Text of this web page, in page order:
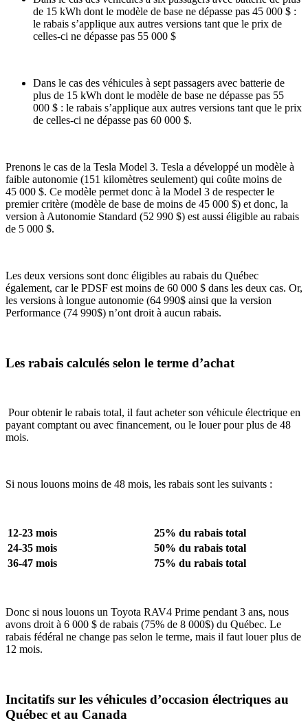
de 15 kWh dont le modèle de base ne dépasse pas 45 000 $ :
le rabais s’applique aux autres versions tant que le prix de
celles-ci ne dépasse pas 55 000 $
Dans le cas des véhicules à sept passagers avec batterie de
plus de 15 kWh dont le modèle de base ne dépasse pas 55
000 $ : le rabais s’applique aux autres versions tant que le prix
de celles-ci ne dépasse pas 60 000 $.
Prenons le cas de la Tesla Model 3. Tesla a développé un modèle à
faible autonomie (151 kilomètres seulement) qui coûte moins de
45 000 $. Ce modèle permet donc à la Model 3 de respecter le
premier critère (modèle de base de moins de 45 000 $) et donc, la
version à Autonomie Standard (52 990 $) est aussi éligible au rabais
de 5 000 $.
Les deux versions sont donc éligibles au rabais du Québec
également, car le PDSF est moins de 60 000 $ dans les deux cas. Or,
les versions à longue autonomie (64 990$ ainsi que la version
Performance (74 990$) n’ont droit à aucun rabais.
Les rabais calculés selon le terme d’achat
Pour obtenir le rabais total, il faut acheter son véhicule électrique en
payant comptant ou avec financement, ou le louer pour plus de 48
mois.
Si nous louons moins de 48 mois, les rabais sont les suivants :
12-23 mois
25% du rabais total
24-35 mois
50% du rabais total
36-47 mois
75% du rabais total
Donc si nous louons un Toyota RAV4 Prime pendant 3 ans, nous
avons droit à 6 000 $ de rabais (75% de 8 000$) du Québec. Le
rabais fédéral ne change pas selon le terme, mais il faut louer plus de
12 mois.
Incitatifs sur les véhicules d’occasion électriques au
Québec et au Canada